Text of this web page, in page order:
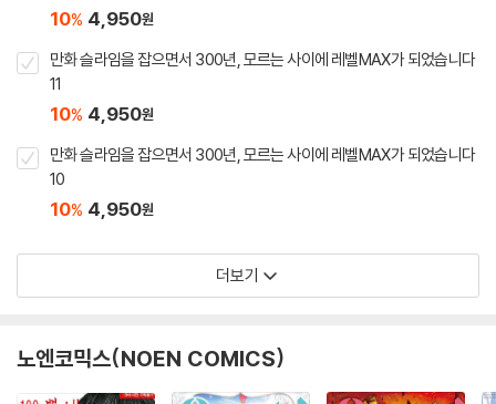
10% 4,950원
만화 슬라임을 잡으면서 300년, 모르는 사이에 레벨MAX가 되었습니다
11
10% 4,950원
만화 슬라임을 잡으면서 300년, 모르는 사이에 레벨MAX가 되었습니다
10
10% 4,950원
더보기
노엔코믹스(NOEN COMICS)